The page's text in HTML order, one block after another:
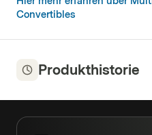
Convertibles
Produkthistorie